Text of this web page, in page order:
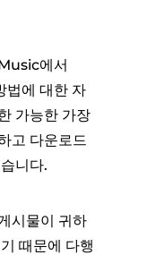
에서
법에 대한 자
가능한 가장
고 다운로드
니다.
시물이 귀하
때문에 다행